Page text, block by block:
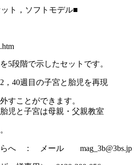
ト，ソフトモデル■
5段階で示したセットです。
，40週目の子宮と胎児を再現
すことができます。
児と子宮は母親・父親教室
らへ ： メール mag_3b@3bs.jp